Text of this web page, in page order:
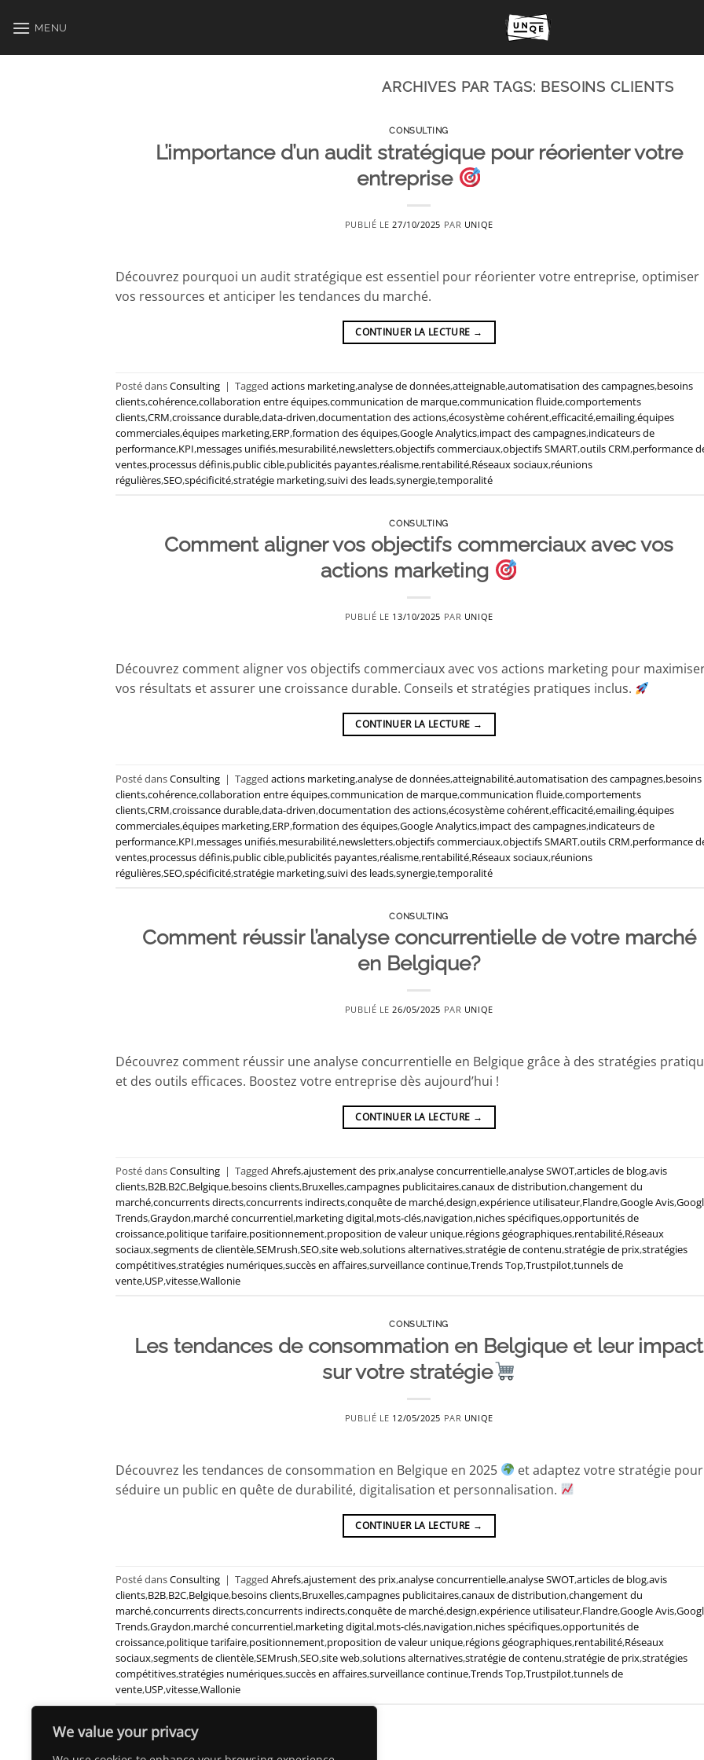
We value your privacy
au
MENU
ARCHIVES PAR TAGS: BESOINS CLIENTS
CONSULTING
L’importance d’un audit stratégique pour réorienter votre
entreprise
PUBLIÉ LE 27/10/2025 PAR UNIQE
Découvrez pourquoi un audit stratégique est essentiel pour réorienter votre entreprise, optimiser
vos ressources et anticiper les tendances du marché.
CONTINUER LA LECTURE →
Posté dansConsulting | Tagged actions marketing,analyse de données,atteignable,automatisation des campagnes,besoins
clients,cohérence,collaboration entre équipes,communication de marque,communication fluide,comportements
clients,CRM,croissance durable,data-driven,documentation des actions,écosystème cohérent,efficacité,emailing,équipes
commerciales,équipes marketing,ERP,formation des équipes,Google Analytics,impact des campagnes,indicateurs de
performance,KPI,messages unifiés,mesurabilité,newsletters,objectifs commerciaux,objectifs SMART,outils CRM,performance
ventes,processus définis,public cible,publicités payantes,réalisme,rentabilité,Réseaux sociaux,réunions
régulières,SEO,spécificité,stratégie marketing,suivi des leads,synergie,temporalité
CONSULTING
Comment aligner vos objectifs commerciaux avec vos
actions marketing
PUBLIÉ LE 13/10/2025 PAR UNIQE
Découvrez comment aligner vos objectifs commerciaux avec vos actions marketing pour
vos résultats et assurer une croissance durable. Conseils et stratégies pratiques inclus.
CONTINUER LA LECTURE →
Posté dansConsulting | Tagged actions marketing,analyse de données,atteignabilité,automatisation des campagnes,besoins
clients,cohérence,collaboration entre équipes,communication de marque,communication fluide,comportements
clients,CRM,croissance durable,data-driven,documentation des actions,écosystème cohérent,efficacité,emailing,équipes
commerciales,équipes marketing,ERP,formation des équipes,Google Analytics,impact des campagnes,indicateurs de
performance,KPI,messages unifiés,mesurabilité,newsletters,objectifs commerciaux,objectifs SMART,outils CRM,performance
ventes,processus définis,public cible,publicités payantes,réalisme,rentabilité,Réseaux sociaux,réunions
régulières,SEO,spécificité,stratégie marketing,suivi des leads,synergie,temporalité
CONSULTING
Comment réussir l’analyse concurrentielle de votre marché
en Belgique?
PUBLIÉ LE26/05/2025 PAR UNIQE
Découvrez comment réussir une analyse concurrentielle en Belgique grâce à des stratégies
et des outils efficaces. Boostez votre entreprise dès aujourd’hui !
CONTINUER LA LECTURE →
Posté dansConsulting | Tagged Ahrefs,ajustement des prix,analyse concurrentielle,analyse SWOT,articles de blog,avis
clients,B2B,B2C,Belgique,besoins clients,Bruxelles,campagnes publicitaires,canaux de distribution,changement du
marché,concurrents directs,concurrents indirects,conquête de marché,design,expérience utilisateur,Flandre,Google Avis,
Trends,Graydon,marché concurrentiel,marketing digital,mots-clés,navigation,niches spécifiques,opportunités de
croissance,politique tarifaire,positionnement,proposition de valeur unique,régions géographiques,rentabilité,Réseaux
sociaux,segments de clientèle,SEMrush,SEO,site web,solutions alternatives,stratégie de contenu,stratégie de prix,stratégies
compétitives,stratégies numériques,succès en affaires,surveillance continue,Trends Top,Trustpilot,tunnels de
vente,USP,vitesse,Wallonie
CONSULTING
Les tendances de consommation en Belgique et leur impact
sur votre stratégie
PUBLIÉ LE 12/05/2025 PAR UNIQE
Découvrez les tendances de consommation en Belgique en 2025
et adaptez votre stratégie pour
séduire un public en quête de durabilité, digitalisation et personnalisation.
CONTINUER LA LECTURE →
Posté dansConsulting | Tagged Ahrefs,ajustement des prix,analyse concurrentielle,analyse SWOT,articles de blog,avis
clients,B2B,B2C,Belgique,besoins clients,Bruxelles,campagnes publicitaires,canaux de distribution,changement du
marché,concurrents directs,concurrents indirects,conquête de marché,design,expérience utilisateur,Flandre,Google Avis,
Trends,Graydon,marché concurrentiel,marketing digital,mots-clés,navigation,niches spécifiques,opportunités de
croissance,politique tarifaire,positionnement,proposition de valeur unique,régions géographiques,rentabilité,Réseaux
sociaux,segments de clientèle,SEMrush,SEO,site web,solutions alternatives,stratégie de contenu,stratégie de prix,stratégies
compétitives,stratégies numériques,succès en affaires,surveillance continue,Trends Top,Trustpilot,tunnels de
vente,USP,vitesse,Wallonie